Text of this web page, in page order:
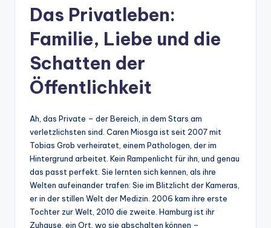
Das Privatleben:
Familie, Liebe und die
Schatten der
Öffentlichkeit
Ah, das Private – der Bereich, in dem Stars am
verletzlichsten sind. Caren Miosga ist seit 2007 mit
Tobias Grob verheiratet, einem Pathologen, der im
Hintergrund arbeitet. Kein Rampenlicht für ihn, und genau
das passt perfekt. Sie lernten sich kennen, als ihre
Welten aufeinander trafen: Sie im Blitzlicht der Kameras,
er in der stillen Welt der Medizin. 2006 kam ihre erste
Tochter zur Welt, 2010 die zweite. Hamburg ist ihr
Zuhause, ein Ort, wo sie abschalten können –